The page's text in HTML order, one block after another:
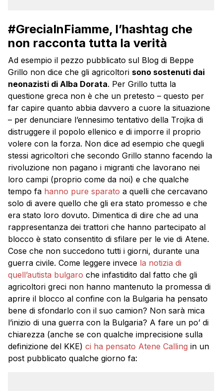
#GreciaInFiamme, l’hashtag che
non racconta tutta la verità
Ad esempio il pezzo pubblicato sul Blog di Beppe
Grillo non dice che gli agricoltori sono sostenuti dai
neonazisti di Alba Dorata. Per Grillo tutta la
questione greca non è che un pretesto – questo per
far capire quanto abbia davvero a cuore la situazione
– per denunciare l’ennesimo tentativo della Trojka di
distruggere il popolo ellenico e di imporre il proprio
volere con la forza. Non dice ad esempio che quegli
stessi agricoltori che secondo Grillo stanno facendo la
rivoluzione non pagano i migranti che lavorano nei
loro campi (proprio come da noi) e che qualche
tempo fa hanno pure sparato a quelli che cercavano
solo di avere quello che gli era stato promesso e che
era stato loro dovuto. Dimentica di dire che ad una
rappresentanza dei trattori che hanno partecipato al
blocco è stato consentito di sfilare per le vie di Atene.
Cose che non succedono tutti i giorni, durante una
guerra civile. Come leggere invece la notizia di
quell’autista bulgaro che infastidito dal fatto che gli
agricoltori greci non hanno mantenuto la promessa di
aprire il blocco al confine con la Bulgaria ha pensato
bene di sfondarlo con il suo camion? Non sarà mica
l’inizio di una guerra con la Bulgaria? A fare un po’ di
chiarezza (anche se con qualche imprecisione sulla
definizione del KKE) ci ha pensato Atene Calling in un
post pubblicato qualche giorno fa: